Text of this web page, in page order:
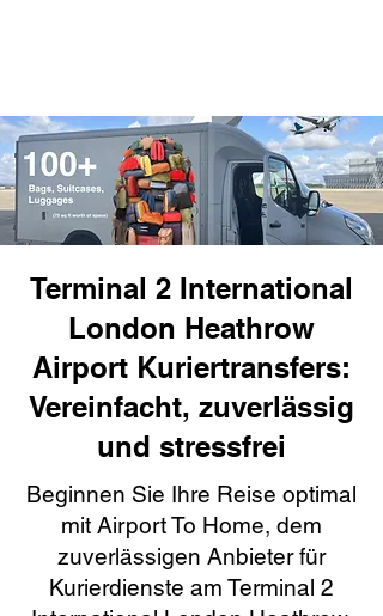
Terminal 2 International
London Heathrow
Airport Kuriertransfers:
Vereinfacht, zuverlässig
und stressfrei
Beginnen Sie Ihre Reise optimal
mit Airport To Home, dem
zuverlässigen Anbieter für
Kurierdienste am Terminal 2